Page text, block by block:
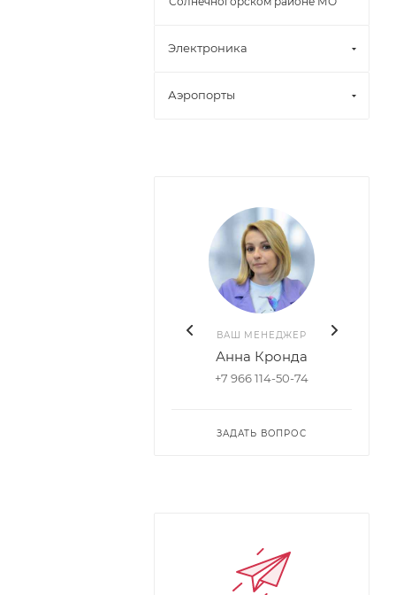
Электроника
Аэропорты
ВАШ МЕНЕДЖЕР
Анна Кронда
+7 966 114-50-74
ЗАДАТЬ ВОПРОС